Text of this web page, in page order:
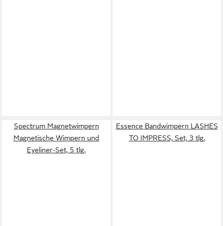
Spectrum Magnetwimpern
Magnetische Wimpern und
Eyeliner-Set, 5 tlg.
Essence Bandwimpern LASHES
TO IMPRESS, Set, 3 tlg.